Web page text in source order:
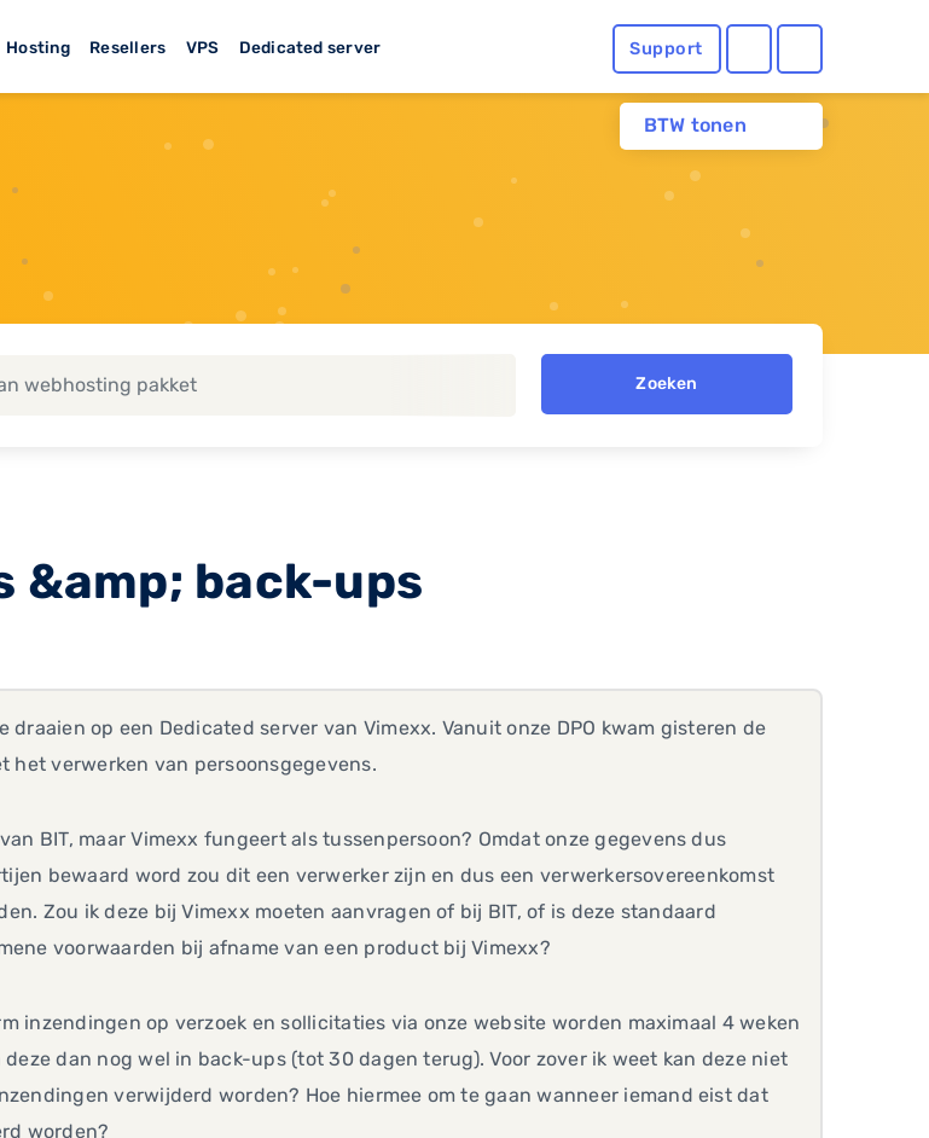
Hosting Resellers VPS Dedicated server Support
BTW tonen
Zoeken
&amp; back-ups
draaien op een Dedicated server van Vimexx. Vanuit onze DPO kwam gisteren de
het verwerken van persoonsgegevens.
BIT, maar Vimexx fungeert als tussenpersoon? Omdat onze gegevens dus
bewaard word zou dit een verwerker zijn en dus een verwerkersovereenkomst
Zou ik deze bij Vimexx moeten aanvragen of bij BIT, of is deze standaard
voorwaarden bij afname van een product bij Vimexx?
inzendingen op verzoek en sollicitaties via onze website worden maximaal 4 weken
dan nog wel in back-ups (tot 30 dagen terug). Voor zover ik weet kan deze niet
verwijderd worden? Hoe hiermee om te gaan wanneer iemand eist dat
worden?